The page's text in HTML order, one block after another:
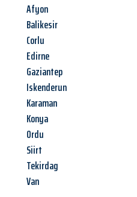
Afyon
Balikesir
Corlu
Edirne
Gaziantep
Iskenderun
Karaman
Konya
Ordu
Siirt
Tekirdag
Van